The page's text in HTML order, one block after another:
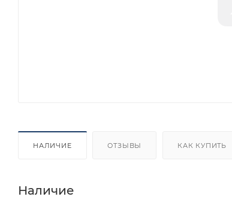
НАЛИЧИЕ ОТЗЫВЫ КАК КУПИТЬ
Наличие